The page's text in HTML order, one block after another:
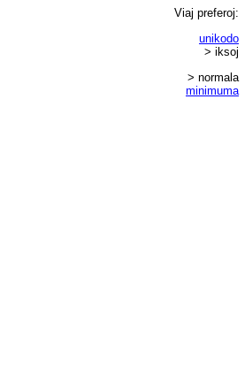
Viaj preferoj:
unikodo
> iksoj
> normala
minimuma